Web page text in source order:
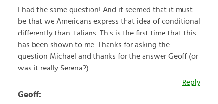
I had the same question! And it seemed that it must
be that we Americans express that idea of conditional
differently than Italians. This is the first time that this
has been shown to me. Thanks for asking the
question Michael and thanks for the answer Geoff (or
was it really Serena?).
Reply
Geoff: